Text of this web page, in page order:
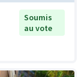
Soumis
au vote